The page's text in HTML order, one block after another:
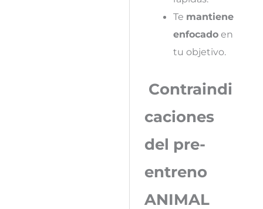
Te mantiene
enfocadoen
tu objetivo.
Contraindi
caciones
del pre-
entreno
ANIMAL